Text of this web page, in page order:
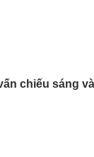
chiếu sáng